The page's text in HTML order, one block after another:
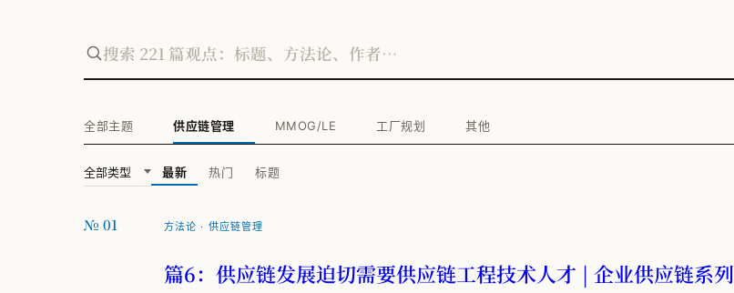
全部主题 供应链管理 MMOG/LE 工厂规划 其他
最新 热门 标题
№ 01 方法论 · 供应链管理
篇6：供应链发展迫切需要供应链工程技术人才 | 企业供应链系列